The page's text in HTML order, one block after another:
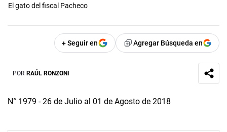
El gato del fiscal Pacheco
+ Seguir en Agregar Búsqueda en
POR RAÚL RONZONI
N° 1979 - 26 de Julio al 01 de Agosto de 2018